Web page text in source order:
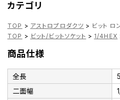
カテゴリ
TOP > アストロプロダクツ > ビット
TOP > ビット/ビットソケット > 1/4HEX
商品仕様
全長
二面幅